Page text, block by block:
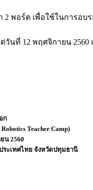
2 พอร์ต เพื่อใช้ในการอบ
ที่ 12 พฤศจิกายน 2560
ก
Teacher Camp)
น 2560
ะเทศไทย จังหวัดปทุมธานี